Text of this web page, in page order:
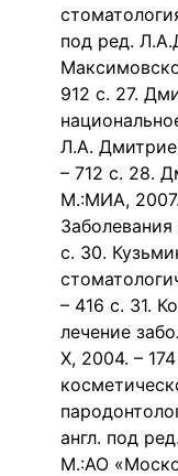
под ред.
912 с. 27.
Л.А.
– 712 с. 28.
М.:МИА,
с. 30.
– 416 с. 31.
лечение
Х, 2004. –
англ. под
М.:АО